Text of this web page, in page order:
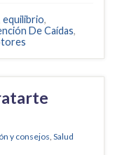
equilibrio,
De Caídas,
y consejos, Salud